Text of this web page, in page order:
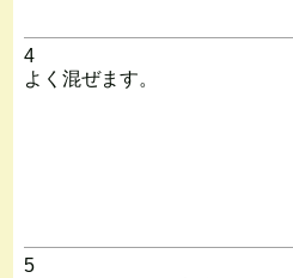
4
よく混ぜます。
5